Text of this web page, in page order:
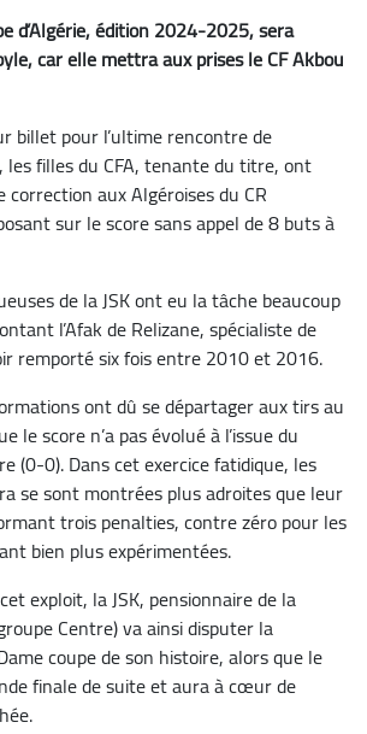
d’Algérie, édition 2024-2025, sera
car elle mettra aux prises le CF Akbou
billet pour l’ultime rencontre de
les filles du CFA, tenante du titre, ont
aux Algéroises du CR
sur le score sans appel de 8 buts à
de la JSK ont eu la tâche beaucoup
l’Afak de Relizane, spécialiste de
remporté six fois entre 2010 et 2016.
ont dû se départager aux tirs au
le score n’a pas évolué à l’issue du
(0-0). Dans cet exercice fatidique, les
se sont montrées plus adroites que leur
trois penalties, contre zéro pour les
bien plus expérimentées.
exploit, la JSK, pensionnaire de la
Centre) va ainsi disputer la
coupe de son histoire, alors que le
finale de suite et aura à cœur de